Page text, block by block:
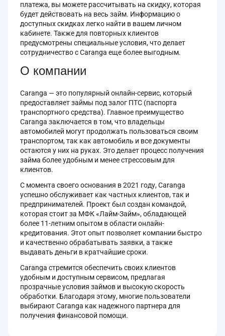
платежа, вы можете рассчитывать на скидку, которая
будет действовать на весь займ. Информацию о
доступных скидках легко найти в вашем личном
кабинете. Также для повторных клиентов
предусмотрены специальные условия, что делает
сотрудничество с Caranga еще более выгодным.
О компании
Caranga — это популярный онлайн-сервис, который
предоставляет займы под залог ПТС (паспорта
транспортного средства). Главное преимущество
Caranga заключается в том, что владельцы
автомобилей могут продолжать пользоваться своим
транспортом, так как автомобиль и все документы
остаются у них на руках. Это делает процесс получения
займа более удобным и менее стрессовым для
клиентов.
С момента своего основания в 2021 году, Caranga
успешно обслуживает как частных клиентов, так и
предпринимателей. Проект был создан командой,
которая стоит за МФК «Лайм-Займ», обладающей
более 11-летним опытом в области онлайн-
кредитования. Этот опыт позволяет компании быстро
и качественно обрабатывать заявки, а также
выдавать деньги в кратчайшие сроки.
Caranga стремится обеспечить своих клиентов
удобным и доступным сервисом, предлагая
прозрачные условия займов и высокую скорость
обработки. Благодаря этому, многие пользователи
выбирают Caranga как надежного партнера для
получения финансовой помощи.